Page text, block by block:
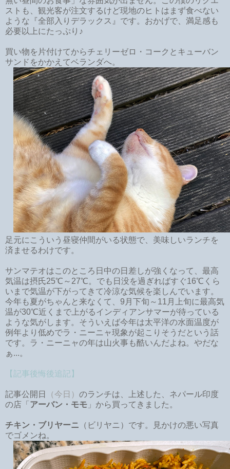
ストも、観光客が注文するけど現地のヒトはまず食べない
ような『全部入りデラックス』です。おかげで、満足感も
必要以上にたっぷり♪
買い物を片付けてからチェリーゼロ・コークとキューバン
サンドをかかえてベランダへ。
足元にこういう昼寝仲間がいる状態で、美味しいランチを
済ませるわけです。
サンマテオはこのところ日中の日差しが強くなって、最高
気温は摂氏25℃～27℃。でも日没を過ぎればすぐ16℃くら
いまで気温が下がってきて冷涼な気候を楽しんでいます。
今年も夏がちゃんと来なくて、9月下旬～11月上旬に最高気
温が30℃近くまで上がるインディアンサマーが待っている
ような気がします。そういえば今年は太平洋の水面温度が
例年より低めでラ・ニーニャ現象が起こりそうだという話
です。ラ・ニーニャの年は山火事も酷いんだよね。やだな
ぁ...。
【記事後悔後追記】
記事公開日 （今日） のランチは、上述した、ネパール印度
の店「 アーバン・モモ 」から買ってきました。
チキン・ブリヤーニ （ビリヤニ）です。見かけの悪い写真
でゴメンね。